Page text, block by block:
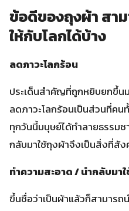
ข้อดีของถุงผ้า สาม
ให้กับโลกได้บ้าง
ลดภาวะโลกร้อน
ประเด็นสำคัญที่ถูกหยิบยกขึ้น
ลดภาวะโลกร้อนเป็นส่วนที่คน
ทุกวันนี้มนุษย์ได้ทำลายธรรมช
กลับมาใช้ถุงผ้าจึงเป็นสิ่งที่สั
ทำความสะอาด / นำกลับมา
ขึ้นชื่อว่าเป็นผ้าแล้วก็สามารถ